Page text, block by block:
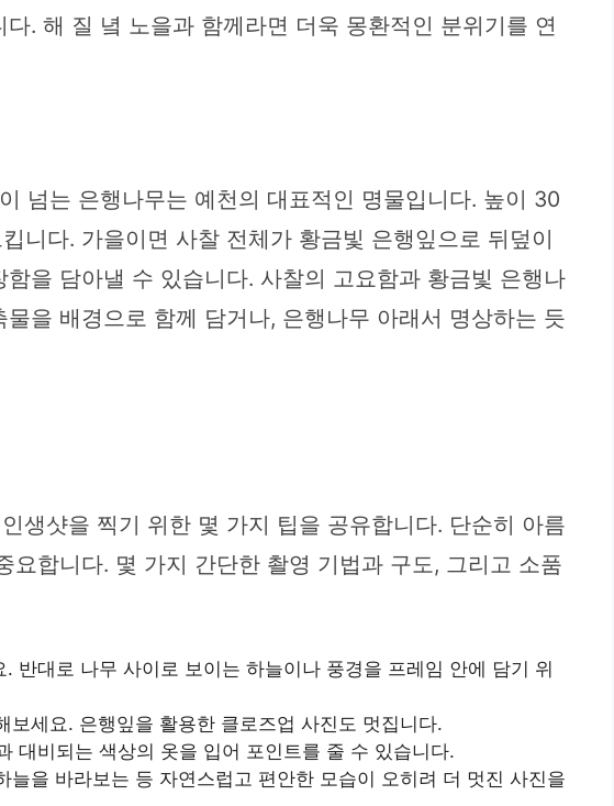
. 해 질 녘 노을과 함께라면 더욱 몽환적인 분위기를 연
넘는 은행나무는 예천의 대표적인 명물입니다. 높이 30
니다. 가을이면 사찰 전체가 황금빛 은행잎으로 뒤덮이
을 담아낼 수 있습니다. 사찰의 고요함과 황금빛 은행나
을 배경으로 함께 담거나, 은행나무 아래서 명상하는 듯
생샷을 찍기 위한 몇 가지 팁을 공유합니다. 단순히 아름
합니다. 몇 가지 간단한 촬영 기법과 구도, 그리고 소품
반대로 나무 사이로 보이는 하늘이나 풍경을 프레임 안에 담기 위
세요. 은행잎을 활용한 클로즈업 사진도 멋집니다.
대비되는 색상의 옷을 입어 포인트를 줄 수 있습니다.
을 바라보는 등 자연스럽고 편안한 모습이 오히려 더 멋진 사진을